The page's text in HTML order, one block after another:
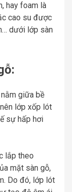
hay foam là
cao su được
dưới lớp sàn
giữa bề
lớp xốp lót
sự hấp hơi
lắp theo
mặt sàn gỗ,
Do đó, lớp lót